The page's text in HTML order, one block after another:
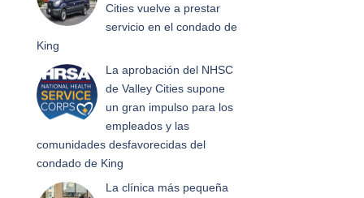
Cities vuelve a prestar
servicio en el condado de
King
La aprobación del NHSC
de Valley Cities supone
un gran impulso para los
empleados y las
comunidades desfavorecidas del
condado de King
La clínica más pequeña